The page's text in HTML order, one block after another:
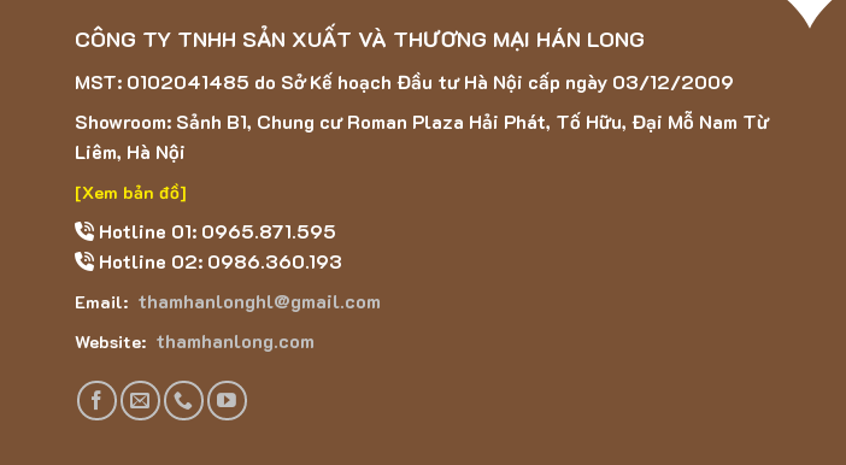
CÔNG TY TNHH SẢN XUẤT VÀ THƯƠNG MẠI HÁN LONG
MST: 0102041485 do Sở Kế hoạch Đầu tư Hà Nội cấp ngày 03/12/2009
Showroom: Sảnh B1, Chung cư Roman Plaza Hải Phát, Tố Hữu, Đại Mỗ Nam Từ
Liêm, Hà Nội
[Xem bản đồ]
Hotline 01: 0965.871.595
Hotline 02: 0986.360.193
Email: thamhanlonghl@gmail.com
Website: thamhanlong.com